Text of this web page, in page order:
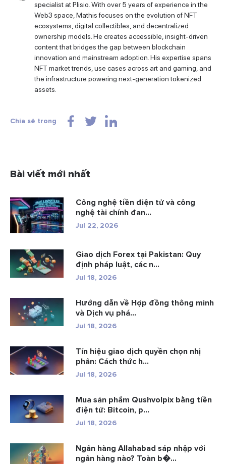
specialist at Plisio. With over 5 years of experience in the
Web3 space, Mathis focuses on the evolution of NFT
ecosystems, digital collectibles, and decentralized
ownership models. He creates accessible, insight-driven
content that bridges the gap between blockchain
innovation and mainstream adoption. His expertise spans
NFT market trends, use cases across art and gaming, and
the infrastructure powering next-generation tokenized
assets.
Chia sẻ trong
Bài viết mới nhất
Công nghệ tiền điện tử và công
nghệ tài chính đan...
Jul 22, 2026
Giao dịch Forex tại Pakistan: Quy
định pháp luật, các n...
Jul 18, 2026
Hướng dẫn về Hợp đồng thông minh
và Dịch vụ phá...
Jul 18, 2026
Tín hiệu giao dịch quyền chọn nhị
phân: Cách thức h...
Jul 18, 2026
Mua sản phẩm Qushvolpix bằng tiền
điện tử: Bitcoin, p...
Jul 18, 2026
Ngân hàng Allahabad sáp nhập với
ngân hàng nào? Toàn b�...